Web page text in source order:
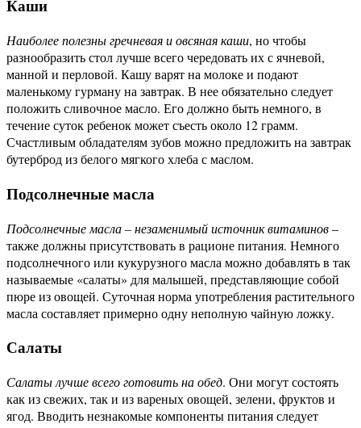
Каши
Наиболее полезны гречневая и овсяная каши, но чтобы
разнообразить стол лучше всего чередовать их с ячневой,
манной и перловой. Кашу варят на молоке и подают
маленькому гурману на завтрак. В нее обязательно следует
положить сливочное масло. Его должно быть немного, в
течение суток ребенок может съесть около 12 грамм.
Счастливым обладателям зубов можно предложить на завтрак
бутерброд из белого мягкого хлеба с маслом.
Подсолнечные масла
Подсолнечные масла – незаменимый источник витаминов–
также должны присутствовать в рационе питания. Немного
подсолнечного или кукурузного масла можно добавлять в так
называемые «салаты» для малышей, представляющие собой
пюре из овощей. Суточная норма употребления растительного
масла составляет примерно одну неполную чайную ложку.
Салаты
Салаты лучше всего готовить на обед. Они могут состоять
как из свежих, так и из вареных овощей, зелени, фруктов и
ягод. Вводить незнакомые компоненты питания следует